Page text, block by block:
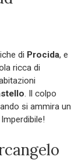
di Procida, e
ricca di
. Il colpo
si ammira un